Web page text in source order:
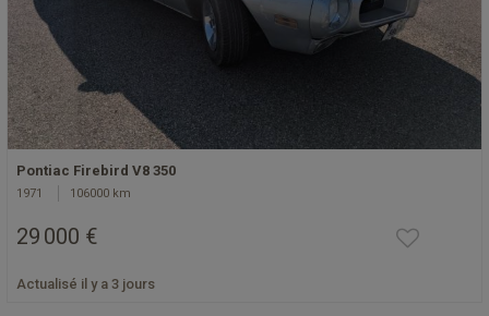
Pontiac Firebird V8 350
1971 106000 km
29 000 €
Actualisé il y a 3 jours